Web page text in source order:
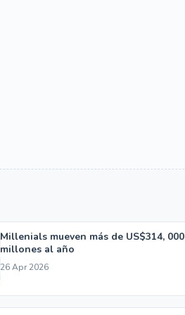
Millenials mueven más de US$314, 000
millones al año
26 Apr 2026